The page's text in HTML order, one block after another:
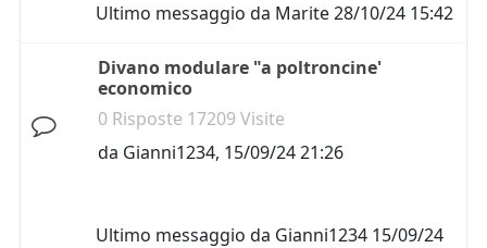
Ultimo messaggio da Marite28/10/24 15:42
Divano modulare "a poltroncine'
economico
0 Risposte 17209 Visite
da Gianni1234, 15/09/24 21:26
Ultimo messaggio da Gianni1234 15/09/24